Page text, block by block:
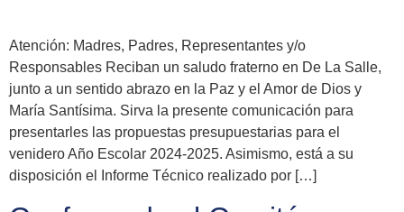
Atención: Madres, Padres, Representantes y/o
Responsables Reciban un saludo fraterno en De La Salle,
junto a un sentido abrazo en la Paz y el Amor de Dios y
María Santísima. Sirva la presente comunicación para
presentarles las propuestas presupuestarias para el
venidero Año Escolar 2024-2025. Asimismo, está a su
disposición el Informe Técnico realizado por […]